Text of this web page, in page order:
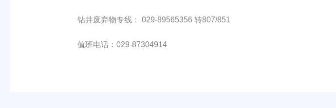
钻井废弃物专线： 029-89565356 转807/851
值班电话：029-87304914